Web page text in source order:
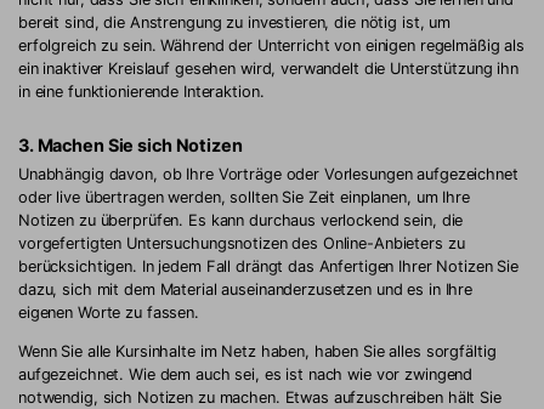
bereit sind, die Anstrengung zu investieren, die nötig ist, um
erfolgreich zu sein. Während der Unterricht von einigen regelmäßig als
ein inaktiver Kreislauf gesehen wird, verwandelt die Unterstützung ihn
in eine funktionierende Interaktion.
3. Machen Sie sich Notizen
Unabhängig davon, ob Ihre Vorträge oder Vorlesungen aufgezeichnet
oder live übertragen werden, sollten Sie Zeit einplanen, um Ihre
Notizen zu überprüfen. Es kann durchaus verlockend sein, die
vorgefertigten Untersuchungsnotizen des Online-Anbieters zu
berücksichtigen. In jedem Fall drängt das Anfertigen Ihrer Notizen Sie
dazu, sich mit dem Material auseinanderzusetzen und es in Ihre
eigenen Worte zu fassen.
Wenn Sie alle Kursinhalte im Netz haben, haben Sie alles sorgfältig
aufgezeichnet. Wie dem auch sei, es ist nach wie vor zwingend
notwendig, sich Notizen zu machen. Etwas aufzuschreiben hält Sie